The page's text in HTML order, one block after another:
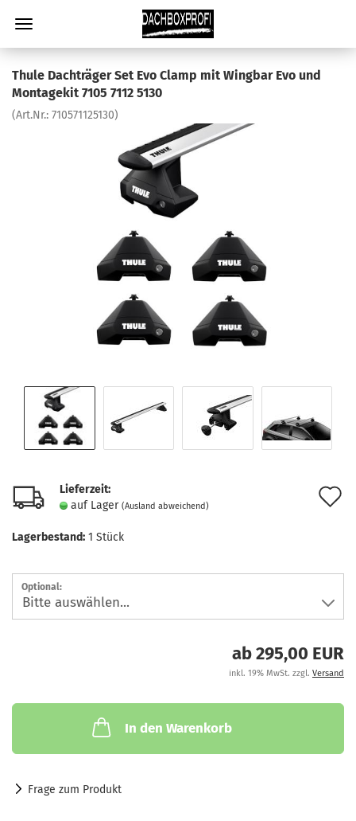
Thule Dachträger Set Evo Clamp mit Wingbar Evo und
Montagekit 7105 7112 5130
(Art.Nr.: 710571125130)
Lieferzeit:
auf Lager (Ausland abweichend)
Lagerbestand: 1 Stück
Optional:
ab 295,00 EUR
inkl. 19% MwSt. zzgl. Versand
In den Warenkorb
Frage zum Produkt